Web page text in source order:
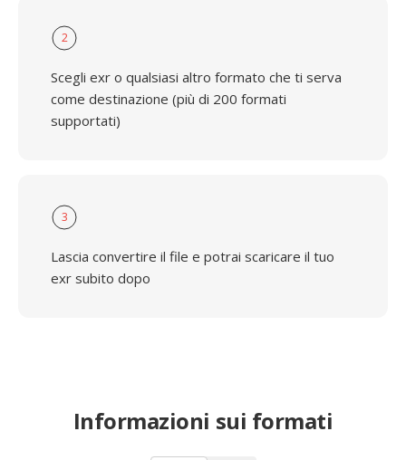
2
Scegli exr o qualsiasi altro formato che ti serva
come destinazione (più di 200 formati
supportati)
3
Lascia convertire il file e potrai scaricare il tuo
exr subito dopo
Informazioni sui formati